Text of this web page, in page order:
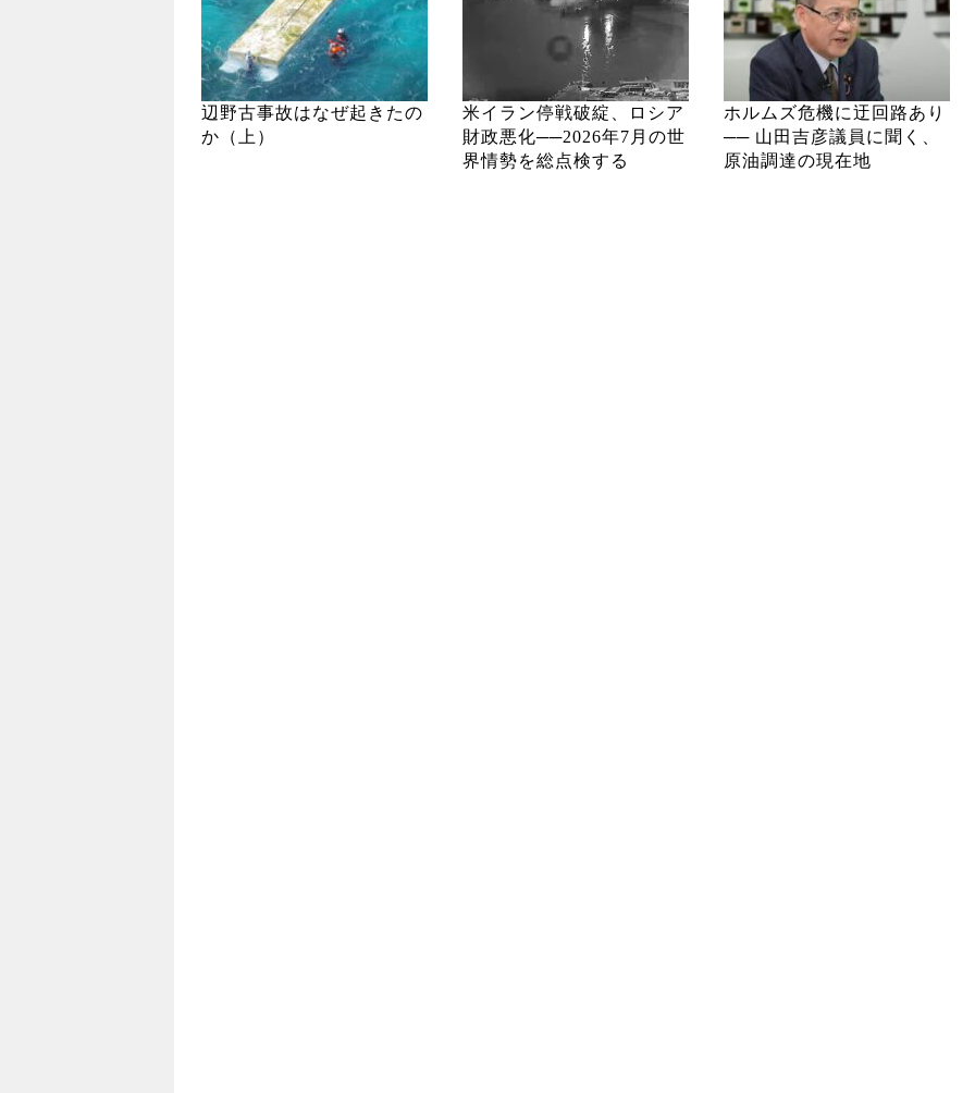
辺野古事故はなぜ起きたの
か（上）
米イラン停戦破綻、ロシア
財政悪化──2026年7月の世
界情勢を総点検する
ホルムズ危機に迂回路あり
── 山田吉彦議員に聞く、
原油調達の現在地